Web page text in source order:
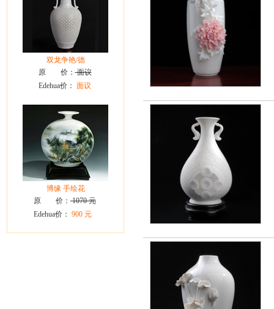
双龙争艳/德
原 价：面议
Edehua价： 面议
博缘 手绘花
原 价： 1070 元
Edehua价： 900 元